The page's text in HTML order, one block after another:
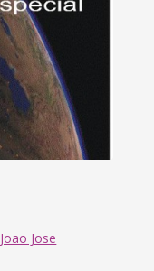
Joao Jose